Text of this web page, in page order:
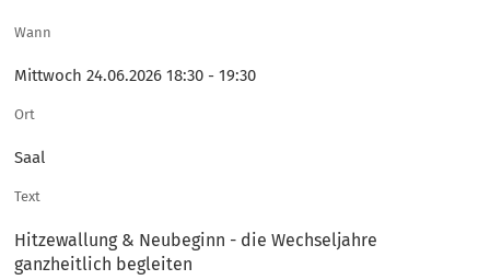
Wann
Mittwoch 24.06.2026 18:30 - 19:30
Ort
Saal
Text
Hitzewallung & Neubeginn - die Wechseljahre
ganzheitlich begleiten